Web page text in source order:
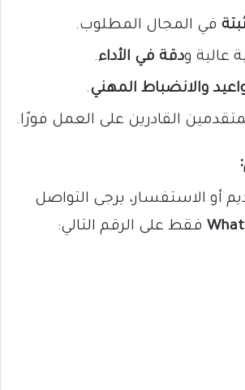
في المجال المطلوب.
عالية ودقة في الأداء.
والانضباط المهني.
القادرين على العمل فورًا.
أو الاستفسار، يرجى التواصل
فقط على الرقم التالي: